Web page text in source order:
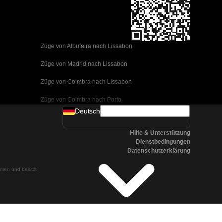
Züge von Albufeira nach Lissabon
Züge von Madrid nach Lissabon
Züge von Coimbra nach Lissabon
Züge von Coimbra nach Porto
Züge von Valencia nach Barcelona
Züge von Malaga nach Barcelona
Züge von Malaga nach Madrid
Züge von Cordoba nach Madrid
und besitzt
Deutsch
Hilfe & Unterstützung
Dienstbedingungen
Datenschutzerklärung